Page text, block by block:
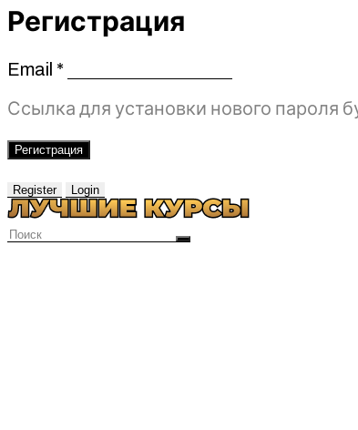
Регистрация
Email *Обязательно
Ссылка для установки нового пароля
Регистрация
Register Login